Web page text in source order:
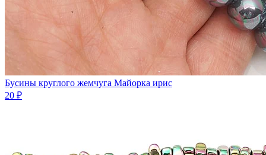
Бусины круглого жемчуга Майорка ирис
20 ₽